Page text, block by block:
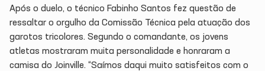
Após o duelo, o técnico Fabinho Santos fez questão de
ressaltar o orgulho da Comissão Técnica pela atuação dos
garotos tricolores. Segundo o comandante, os jovens
atletas mostraram muita personalidade e honraram a
camisa do Joinville. “Saímos daqui muito satisfeitos com o